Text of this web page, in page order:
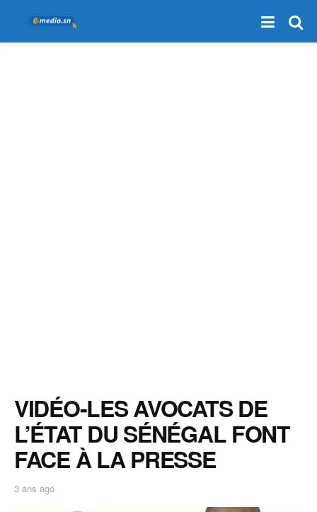
VIDÉO-LES AVOCATS DE
L’ÉTAT DU SÉNÉGAL FONT
FACE À LA PRESSE
3 ans ago